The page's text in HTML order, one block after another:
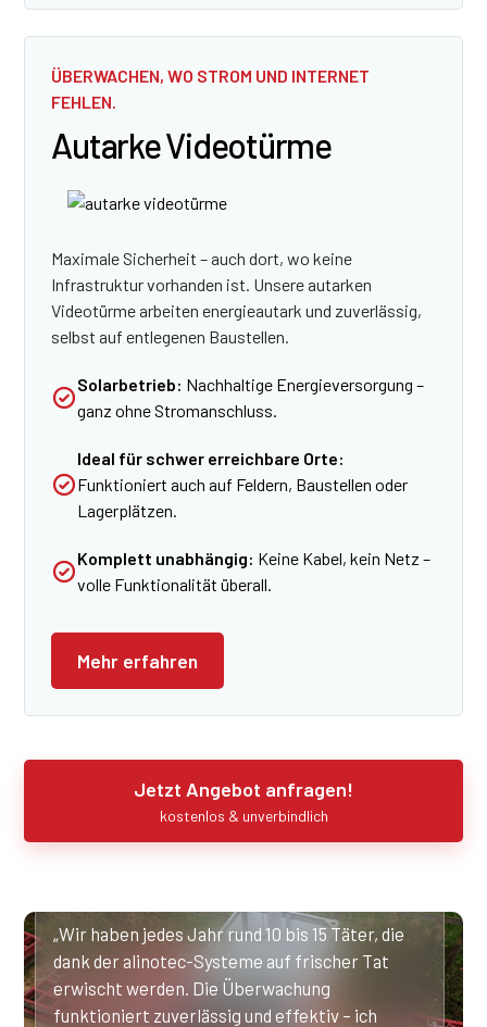
ÜBERWACHEN, WO STROM UND INTERNET
FEHLEN.
Autarke Videotürme
Maximale Sicherheit – auch dort, wo keine
Infrastruktur vorhanden ist. Unsere autarken
Videotürme arbeiten energieautark und zuverlässig,
selbst auf entlegenen Baustellen.
Solarbetrieb: Nachhaltige Energieversorgung –
ganz ohne Stromanschluss.
Ideal für schwer erreichbare Orte:
Funktioniert auch auf Feldern, Baustellen oder
Lagerplätzen.
Komplett unabhängig: Keine Kabel, kein Netz –
volle Funktionalität überall.
Mehr erfahren
Jetzt Angebot anfragen!
kostenlos & unverbindlich
„Wir haben jedes Jahr rund 10 bis 15 Täter, die
dank der alinotec-Systeme auf frischer Tat
erwischt werden. Die Überwachung
funktioniert zuverlässig und effektiv – ich